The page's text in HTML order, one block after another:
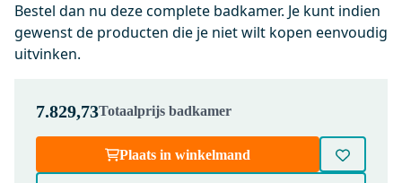
0,-
Ruimtebesparend Sifon Wit
Rond
Dinsdag in huis
0,-
Bestel dan nu deze complete badkamer. Je kunt indien
gewenst de producten die je niet wilt kopen eenvoudig
uitvinken.
7.829,73Totaalprijs badkamer
Plaats in winkelmand